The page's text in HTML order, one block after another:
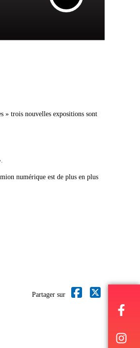
» trois nouvelles expositions sont
numérique est de plus en plus
Partager sur